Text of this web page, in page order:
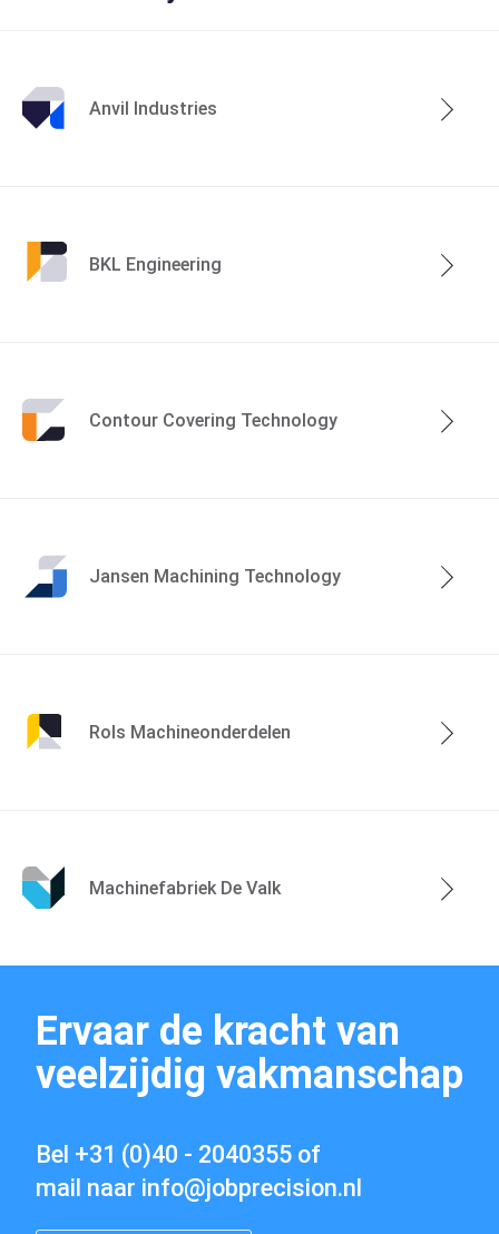
Vacatures
Anvil Industries
BKL Engineering
Contour Covering Technology
Jansen Machining Technology
Rols Machineonderdelen
Machinefabriek De Valk
Ervaar de kracht van
veelzijdig vakmanschap
Bel +31 (0)40 - 2040355 of
mail naar info@jobprecision.nl